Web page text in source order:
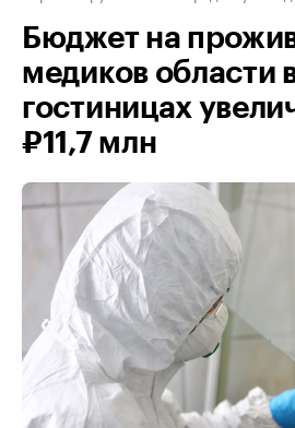
Бюджет на
медиков области
гостиницах
₽11,7 млн